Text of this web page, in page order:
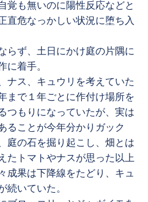
覚も無いのに陽性反応などと
直危なっかしい状況に堕ち入
らず、土日にかけ庭の片隅に
に着手。
ナス、キュウリを考えていた
まで１年ごとに作付け場所を
つもりになっていたが、実は
ることが今年分かりガック
庭の石を掘り起こし、畑とは
たトマトやナスが思った以上
成果は下降線をたどり、キュ
続いていた。